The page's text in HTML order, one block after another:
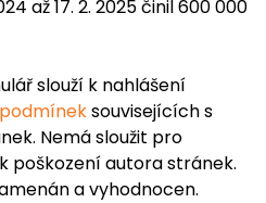
až 17. 2. 2025 činil 600 000
slouží k nahlášení
souvisejících s
Nemá sloužit pro
poškození autora stránek.
a vyhodnocen.